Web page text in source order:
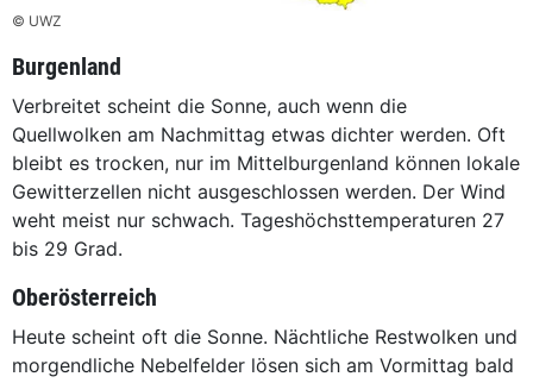
© UWZ
Burgenland
Verbreitet scheint die Sonne, auch wenn die
Quellwolken am Nachmittag etwas dichter werden. Oft
bleibt es trocken, nur im Mittelburgenland können lokale
Gewitterzellen nicht ausgeschlossen werden. Der Wind
weht meist nur schwach. Tageshöchsttemperaturen 27
bis 29 Grad.
Oberösterreich
Heute scheint oft die Sonne. Nächtliche Restwolken und
morgendliche Nebelfelder lösen sich am Vormittag bald